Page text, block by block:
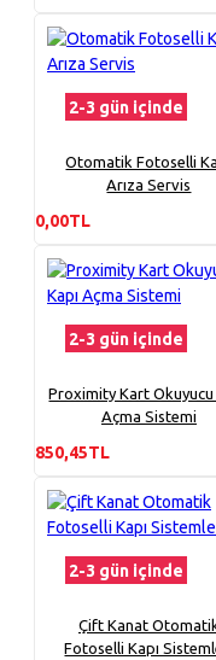
2-3 gün içinde
Otomatik Fotoselli
Arıza Servis
0,00TL
2-3 gün içinde
Proximity Kart Okuyucu
Açma Sistemi
850,45TL
2-3 gün içinde
Çift Kanat
Fotoselli Kapı